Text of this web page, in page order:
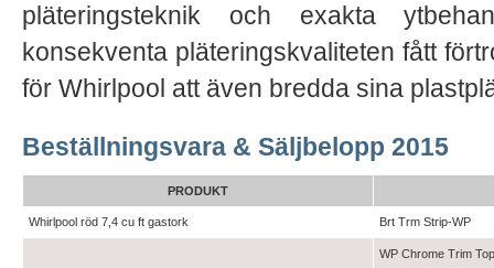
pläteringsteknik och exakta
konsekventa pläteringskvaliteten fått
för Whirlpool att även bredda sina
Beställningsvara & Säljbelopp 2015
PRODUKT
Whirlpool röd 7,4 cu ft gastork Brt Trm Strip-WP
WP Chrome Trim Top